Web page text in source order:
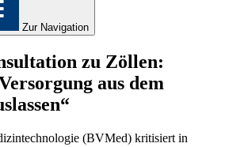
Zur Navigation
zu Zöllen:
aus dem
(BVMed) kritisiert in